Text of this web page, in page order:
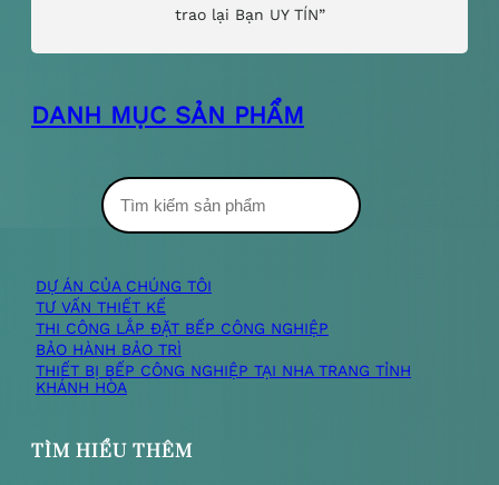
trao lại Bạn UY TÍN”
DANH MỤC SẢN PHẨM
m
k
i
ế
m
DỰ ÁN CỦA CHÚNG TÔI
TƯ VẤN THIẾT KẾ
THI CÔNG LẮP ĐẶT BẾP CÔNG NGHIỆP
BẢO HÀNH BẢO TRÌ
THIẾT BỊ BẾP CÔNG NGHIỆP TẠI NHA TRANG TỈNH
KHÁNH HÒA
TÌM HIỂU THÊM